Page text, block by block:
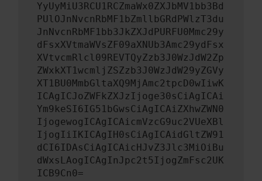
YyUyMiU3RCU1RCZmaWx0ZXJbMV1bb3Bd
PUlOJnNvcnRbMF1bZmllbGRdPWlzT3du
JnNvcnRbMF1bb3JkZXJdPURFU0Mmc29y
dFsxXVtmaWVsZF09aXNUb3Amc29ydFsx
XVtvcmRlcl09REVTQyZzb3J0WzJdW2Zp
ZWxkXT1wcmljZSZzb3J0WzJdW29yZGVy
XT1BU0MmbGltaXQ9MjAmc2tpcD0wIiwK
ICAgICJoZWFkZXJzIjoge30sCiAgICAi
Ym9keSI6IG51bGwsCiAgICAiZXhwZWN0
IjogewogICAgICAicmVzcG9uc2VUeXBl
IjogIiIKICAgIH0sCiAgICAidGltZW91
dCI6IDAsCiAgICAicHJvZ3Jlc3MiOiBu
dWxsLAogICAgInJpc2t5IjogZmFsc2UK
ICB9Cn0=